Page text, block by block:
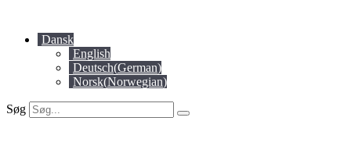
indholdDansk
English
Deutsch(German)
Norsk(Norwegian)
Søg